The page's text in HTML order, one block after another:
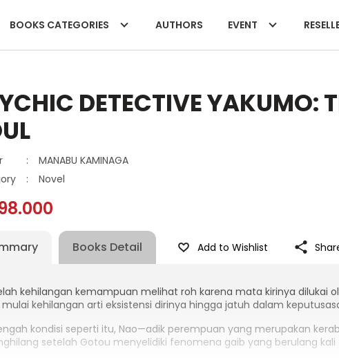
BOOKS CATEGORIES AUTHORS EVENT
DETECTIVE YAKUMO:
:
MANABU KAMINAGA
: Novel
Books Detail Add to Wishlist
kehilangan kemampuan melihat roh karena mata kirinya dilukai
kehilangan arti eksistensi dirinya hingga jatuh dalam
kondisi seperti itu, Nao—adik perempuan yang merupakan
setelah Gotou menyelidiki fenomena gaib yang berulang